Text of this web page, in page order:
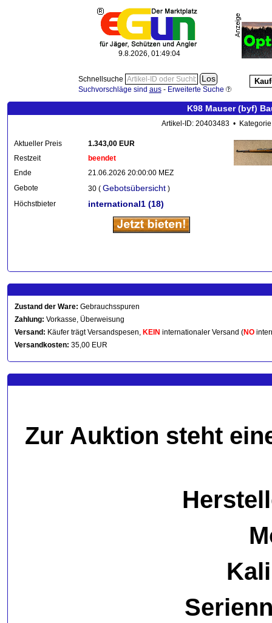
9.8.2026, 01:49:04
Schnellsuche
Suchvorschläge sind aus- Erweiterte Suche
K98 Mauser (byf)
Artikel-ID: 20403483 •
Aktueller Preis
1.343,00 EUR
Restzeit
beendet
Ende
21.06.2026 20:00:00 MEZ
Gebote
30 ( Gebotsübersicht )
Höchstbieter
international1 (18)
Zustand der Ware: Gebrauchsspuren
Zahlung: Vorkasse, Überweisung
Versand: Käufer trägt Versandspesen, KEIN internationaler Versand (NO
Versandkosten: 35,00 EUR
Zur Auktion steht